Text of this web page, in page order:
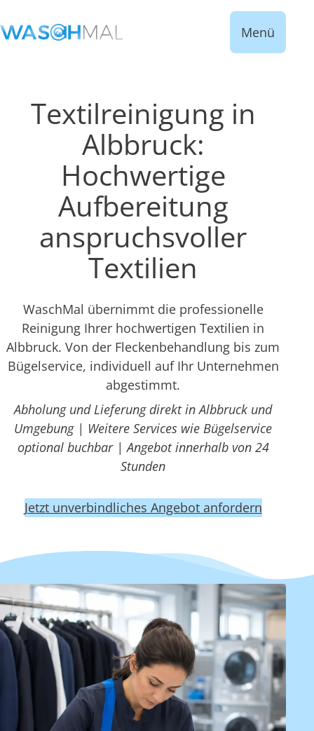
Menü
Textilreinigung in
Albbruck:
Hochwertige
Aufbereitung
anspruchsvoller
Textilien
WaschMal übernimmt die professionelle
Reinigung Ihrer hochwertigen Textilien in
Albbruck. Von der Fleckenbehandlung bis zum
Bügelservice, individuell auf Ihr Unternehmen
abgestimmt.
Abholung und Lieferung direkt in Albbruck und
Umgebung | Weitere Services wie Bügelservice
optional buchbar | Angebot innerhalb von 24
Stunden
Jetzt unverbindliches Angebot anfordern